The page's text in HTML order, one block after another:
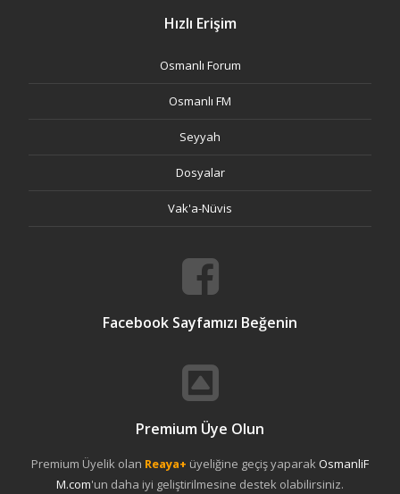
Hızlı Erişim
Osmanlı Forum
Osmanlı FM
Seyyah
Dosyalar
Vak'a-Nüvis
Facebook Sayfamızı Beğenin
Premium Üye Olun
Premium Üyelik olan Reaya+ üyeliğine geçiş yaparak OsmanliF
M.com'un daha iyi geliştirilmesine destek olabilirsiniz.